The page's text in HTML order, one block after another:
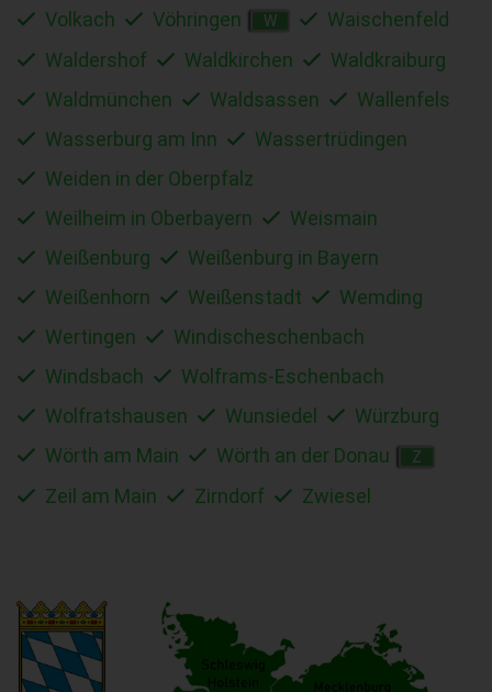
Volkach
Vöhringen W
Waischenfeld
Waldershof
Waldkirchen
Waldkraiburg
Waldmünchen
Waldsassen
Wallenfels
Wasserburg am Inn
Wassertrüdingen
Weiden in der Oberpfalz
Weilheim in Oberbayern
Weismain
Weißenburg
Weißenburg in Bayern
Weißenhorn
Weißenstadt
Wemding
Wertingen
Windischeschenbach
Windsbach
Wolframs-Eschenbach
Wolfratshausen
Wunsiedel
Würzburg
Wörth am Main
Wörth an der Donau Z
Zeil am Main Zirndorf Zwiesel